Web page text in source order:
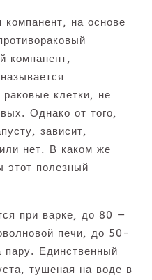
компанент, на основе
компанент,
клетки, не
Однако от того,
зависит,
нет. В каком же
этот полезный
при варке, до 80 —
печи, до 50-
пару. Единственный
тушеная на воде в